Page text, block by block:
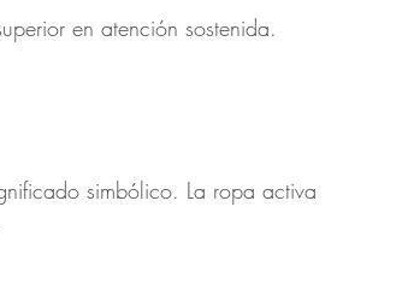
en atención sostenida.
simbólico. La ropa activa